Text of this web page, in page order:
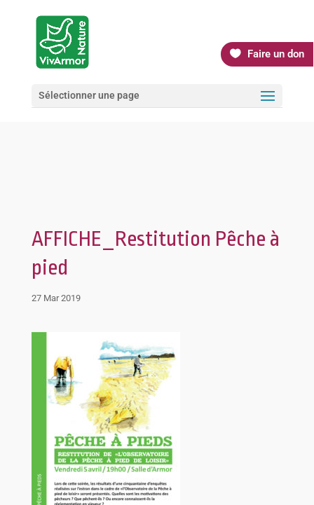
Faire un don
Sélectionner une page
AFFICHE_Restitution Pêche à
pied
27 Mar 2019